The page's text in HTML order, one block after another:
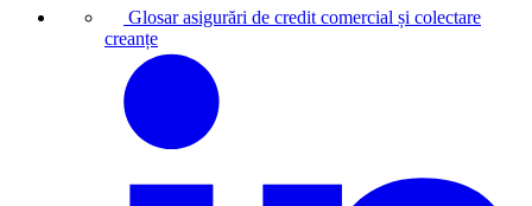
Glosar asigurări de credit comercial și colectare
creanțe